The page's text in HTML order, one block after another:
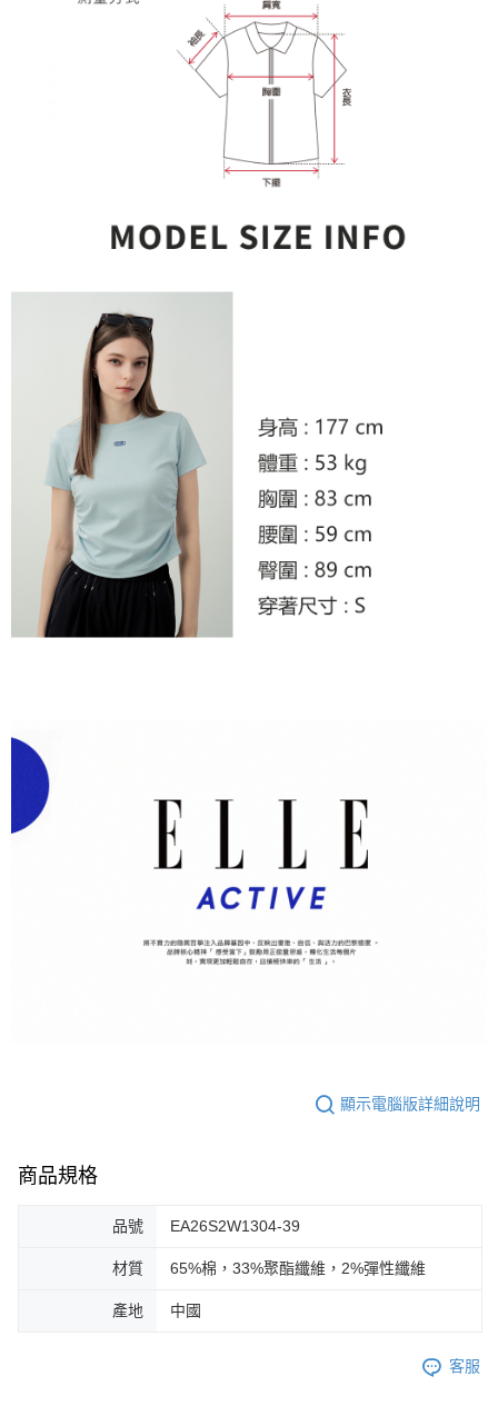
顯示電腦版詳細說明
商品規格
品號 EA26S2W1304-39
材質 65%棉，33%聚酯纖維，2%彈性纖維
產地 中國
客服